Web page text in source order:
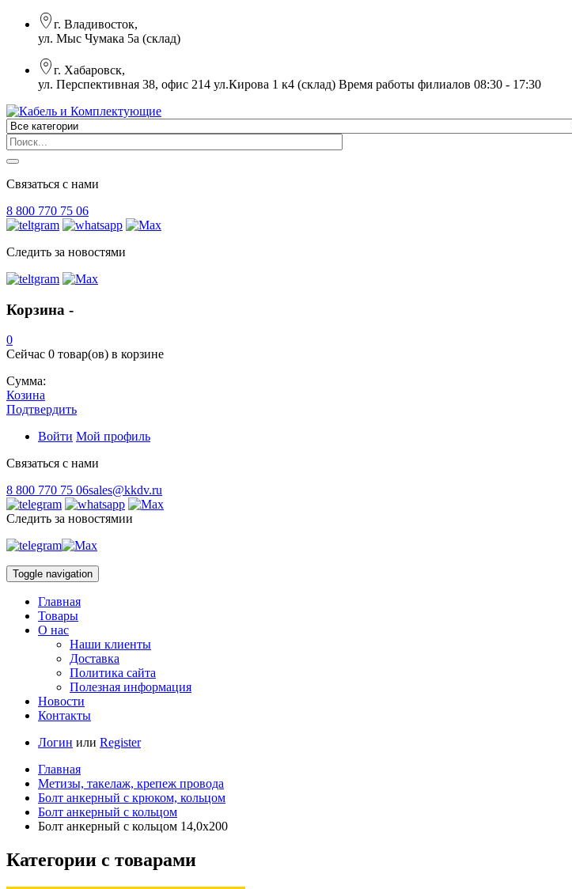
г. Владивосток,
ул. Мыс Чумака 5а (склад)
г. Хабаровск,
ул. Перспективная 38, офис 214 ул.Кирова 1 к4 (склад) Время работы филиалов 08:30 - 17:30
Связаться с нами
8 800 770 75 06
Следить за новостями
Корзина -
0
Сейчас 0 товар(ов) в корзине
Сумма:
Козина
Подтвердить
Войти Мой профиль
Связаться с нами
8 800 770 75 06sales@kkdv.ru
Следить за новостямии
Toggle navigation
Главная
Товары
О нас
Наши клиенты
Доставка
Политика сайта
Полезная информация
Новости
Контакты
Логин или Register
Главная
Метизы, такелаж, крепеж провода
Болт анкерный с крюком, кольцом
Болт анкерный с кольцом
Болт анкерный с кольцом 14,0х200
Категории с товарами